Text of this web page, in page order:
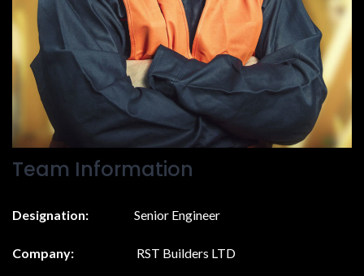
Team Information
Designation: Senior Engineer
Company: RST Builders LTD